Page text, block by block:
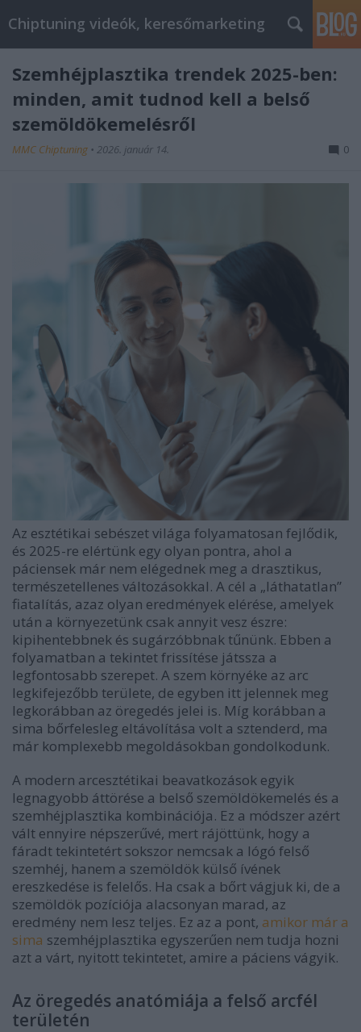
Chiptuning videók, keresőmarketing
Szemhéjplasztika trendek 2025-ben:
minden, amit tudnod kell a belső
szemöldökemelésről
MMC Chiptuning • 2026. január 14. 0
Az esztétikai sebészet világa folyamatosan fejlődik,
és 2025-re elértünk egy olyan pontra, ahol a
páciensek már nem elégednek meg a drasztikus,
természetellenes változásokkal. A cél a „láthatatlan”
fiatalítás, azaz olyan eredmények elérése, amelyek
után a környezetünk csak annyit vesz észre:
kipihentebbnek és sugárzóbbnak tűnünk. Ebben a
folyamatban a tekintet frissítése játssza a
legfontosabb szerepet. A szem környéke az arc
legkifejezőbb területe, de egyben itt jelennek meg
legkorábban az öregedés jelei is. Míg korábban a
sima bőrfelesleg eltávolítása volt a sztenderd, ma
már komplexebb megoldásokban gondolkodunk.
A modern arcesztétikai beavatkozások egyik
legnagyobb áttörése a belső szemöldökemelés és a
szemhéjplasztika kombinációja. Ez a módszer azért
vált ennyire népszerűvé, mert rájöttünk, hogy a
fáradt tekintetért sokszor nemcsak a lógó felső
szemhéj, hanem a szemöldök külső ívének
ereszkedése is felelős. Ha csak a bőrt vágjuk ki, de a
szemöldök pozíciója alacsonyan marad, az
eredmény nem lesz teljes. Ez az a pont, amikor már a
sima szemhéjplasztika egyszerűen nem tudja hozni
azt a várt, nyitott tekintetet, amire a páciens vágyik.
Az öregedés anatómiája a felső arcfél
területén